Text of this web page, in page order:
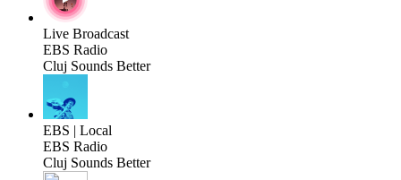
Live Broadcast
EBS Radio
Cluj Sounds Better
EBS | Local
EBS Radio
Cluj Sounds Better